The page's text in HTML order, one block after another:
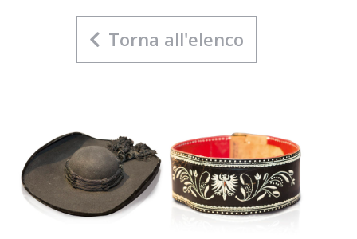
Torna all'elenco